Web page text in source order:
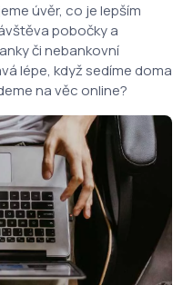
úvěr, co je lepším
pobočky a
či nebankovní
lépe, když sedíme doma
na věc online?